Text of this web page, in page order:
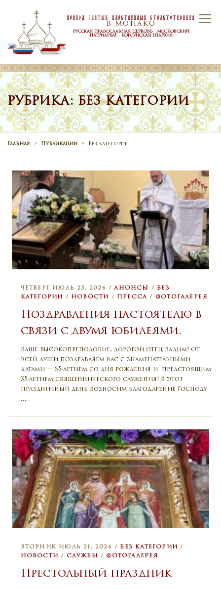
Menu
Приход Святых Царственных Страстотерпцев
В МОНАКО
РУССКАЯ ПРАВОСЛАВНАЯ ЦЕРКОВЬ МОСКОВСКИЙ
ПАТРИАРХАТ КОРСУНСКАЯ ЕПАРХИЯ
ГЛАВНАЯ ПРИХОД НОВОСТИ
РАСПИСАНИЕ ТАИНСТВА
РУБРИКА: БЕЗ КАТЕГОРИИ
Главная > Публикации > Без категории
ЧЕТВЕРГ ИЮЛЬ 23, 2026 /АНОНСЫ / БЕЗ
КАТЕГОРИИ / НОВОСТИ / ПРЕССА / ФОТОГАЛЕРЕЯ
Поздравления настоятелю в
связи с двумя юбилеями.
Ваше Высокопреподобие, дорогой отец Вадим! От
всей души поздравляем Вас с знаменательными
датами — 65-летием со дня рождения и предстоящим
35-летием священнического служения! В этот
праздничный день возносим благодарение Господу
…
ВТОРНИК ИЮЛЬ 21, 2026 / БЕЗ КАТЕГОРИИ /
НОВОСТИ / СЛУЖБЫ / ФОТОГАЛЕРЕЯ
Престольный праздник